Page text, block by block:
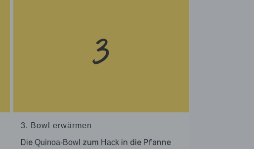
3. Bowl erwärmen
Die Quinoa-Bowl zum Hack in die Pfanne